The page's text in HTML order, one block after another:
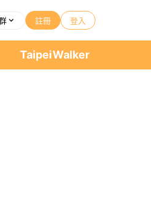
註冊 登入
TaipeiWalker